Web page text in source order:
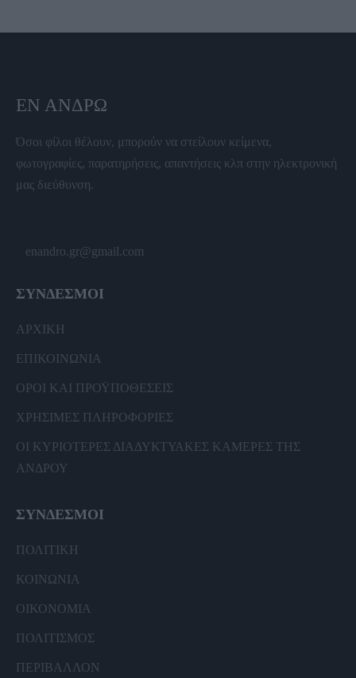
ΕΝ ΆΝΔΡΩ
Όσοι φίλοι θέλουν, μπορούν να στείλουν κείμενα,
φωτογραφίες, παρατηρήσεις, απαντήσεις κλπ στην ηλεκτρονική
μας διεύθυνση.
enandro.gr@gmail.com
ΣΥΝΔΕΣΜΟΙ
ΑΡΧΙΚΗ
ΕΠΙΚΟΙΝΩΝΙΑ
ΟΡΟΙ ΚΑΙ ΠΡΟΫΠΟΘΕΣΕΙΣ
ΧΡΗΣΙΜΕΣ ΠΛΗΡΟΦΟΡΙΕΣ
ΟΙ ΚΥΡΙΟΤΕΡΕΣ ΔΙΑΔΥΚΤΥΑΚΕΣ ΚΑΜΕΡΕΣ ΤΗΣ
ΑΝΔΡΟΥ
ΣΥΝΔΕΣΜΟΙ
ΠΟΛΙΤΙΚΗ
ΚΟΙΝΩΝΙΑ
ΟΙΚΟΝΟΜΙΑ
ΠΟΛΙΤΙΣΜΟΣ
ΠΕΡΙΒΑΛΛΟΝ